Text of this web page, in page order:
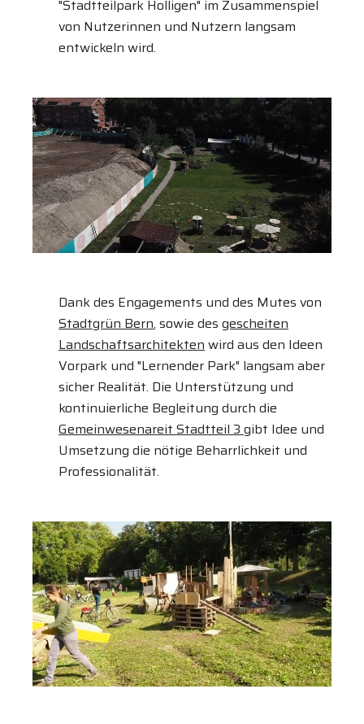
"Stadtteilpark Holligen" im Zusammenspiel
von Nutzerinnen und Nutzern langsam
entwickeln wird.
Dank des Engagements und des Mutes von
Stadtgrün Bern, sowie des gescheiten
Landschaftsarchitektenwird aus den Ideen
Vorpark und "Lernender Park" langsam aber
sicher Realität. Die Unterstützung und
kontinuierliche Begleitung durch die
Gemeinwesenareit Stadtteil 3gibt Idee und
Umsetzung die nötige Beharrlichkeit und
Professionalität.